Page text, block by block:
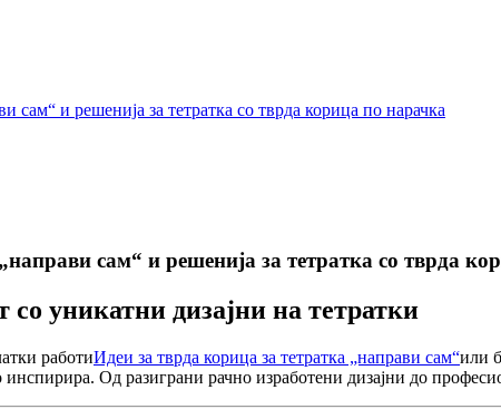
сам“ и решенија за тетратка со тврда корица по нарачка
сам“ и решенија за тетратка со тврда
со уникатни дизајни на тетратки
работиИдеи за тврда корица за тетратка „направи сам“или
Од разиграни рачно изработени дизајни до